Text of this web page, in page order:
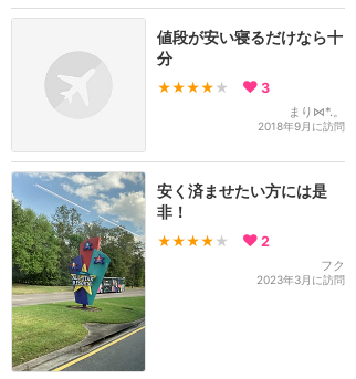
値段が安い寝るだけなら十
分
★★★★ ★ 3
まり⋈*.。
2018年9月に訪問
安く済ませたい方には是
非！
★★★★ ★ 2
フク
2023年3月に訪問